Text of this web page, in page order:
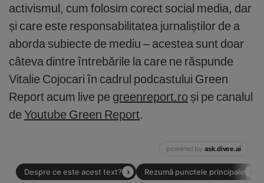
activismul, cum folosim corect social media, dar
și care este responsabilitatea jurnaliștilor de a
aborda subiecte de mediu – acestea sunt doar
câteva dintre întrebările la care ne răspunde
Vitalie Cojocari în cadrul podcastului Green
Report acum live pe greenreport.ro și pe canalul
de Youtube Green Report.